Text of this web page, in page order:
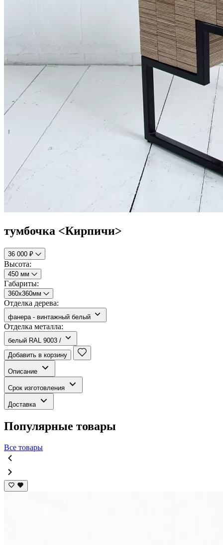
тумбочка <Кирпичи>
36 000 ₽
Высота:
450 мм
Габариты:
360х360мм
Отделка дерева:
фанера - винтажный белый
Отделка металла:
белый RAL 9003 /
Добавить в корзину
Описание
Срок изготовления
Доставка
Популярные товары
Все товары